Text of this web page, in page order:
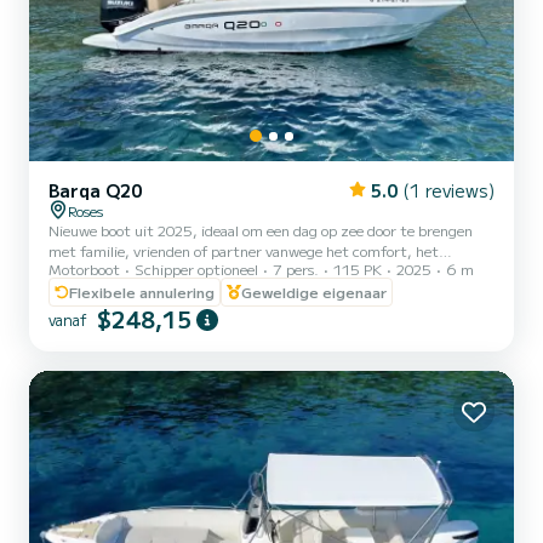
Barqa Q20 5.0 (1 reviews)
Roses
Nieuwe boot uit 2025, ideaal om een dag op zee door te brengen
met familie, vrienden of partner vanwege het comfort, het
gemakkelijke gebruik en de stabiliteit. De motorboot heeft een
toegestane capaciteit voor 7 personen, inclusief de schipper. De
boot heeft een zonnedek voorin met kussens en aan de zijkanten.
De boot heeft een luifel om je te beschermen tegen de zon wanneer
gebruikers van de boot kunnen genieten zonder dat er een...
Motorboot Schipper optioneel 7 pers. 115 PK 2025
6 m
Flexibele annulering
Geweldige eigenaar
vanaf $248,15